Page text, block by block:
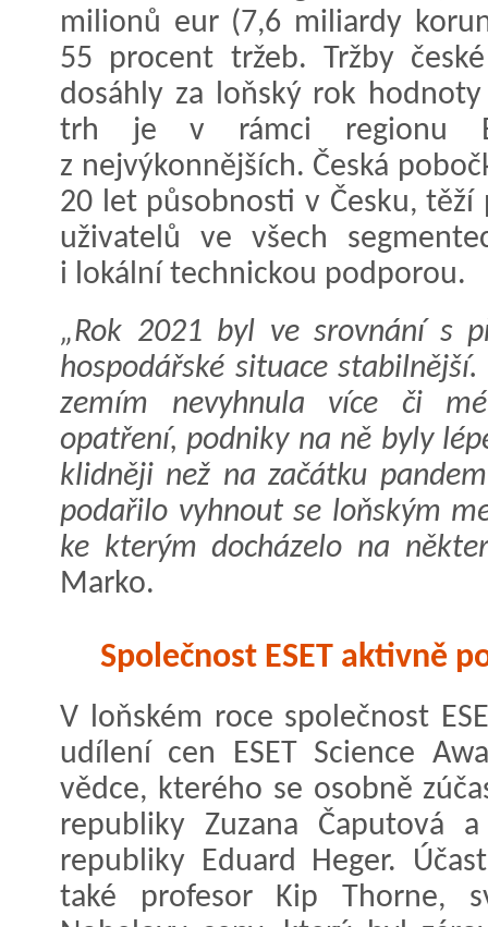
milionů eur (7,6 miliardy
55 procent tržeb. Tržby
dosáhly za loňský rok
trh je v rámci regionu
z nejvýkonnějších. Česká
20 let působnosti v Česku,
uživatelů ve všech
i lokální technickou podporou.
„Rok 2021 byl ve srovnání s
hospodářské situace
zemím nevyhnula více či
opatření, podniky na ně byly
klidněji než na začátku
podařilo vyhnout se loňským
ke kterým docházelo na
Marko.
Společnost ESET aktivně
V loňském roce společnost
udílení cen ESET Science
vědce, kterého se osobně
republiky Zuzana Čaputová
republiky Eduard Heger.
také profesor Kip Thorne,